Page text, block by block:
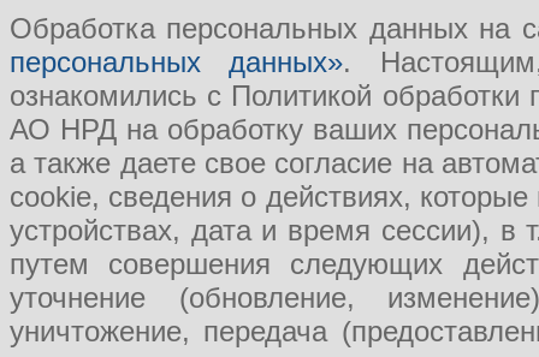
Обработка персональных данных на
персональных данных».
ознакомились с Политикой
АО НРД на обработку ваших
а также даете свое согласие на
cookie, сведения о действиях,
устройствах, дата и время сессии), в
путем совершения следующих
уточнение (обновление,
уничтожение, передача